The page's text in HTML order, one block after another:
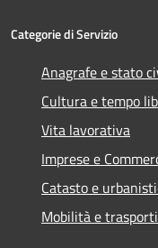
Categorie di Servizio
Anagrafe e stato
Cultura e tempo
Vita lavorativa
Imprese e
Catasto e
Mobilità e trasporti